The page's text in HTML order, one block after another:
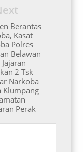
Berantas
Kasat
Polres
Belawan
2 Tsk
Narkoba
Klumpang
Perak